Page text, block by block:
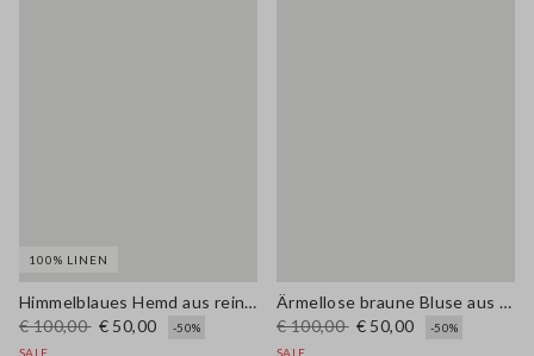
100% LINEN
Himmelblaues Hemd aus reinem Leinen im Regular Fit
€ 100,00 € 50,00
-50%
SALE
Ärmellose braune Bluse aus Viskose-Mischung, normaler Schnitt
€ 100,00 € 50,00
-50%
SALE